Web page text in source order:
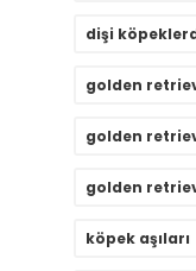
dişi
golden
golden
golden
köpek aşıları